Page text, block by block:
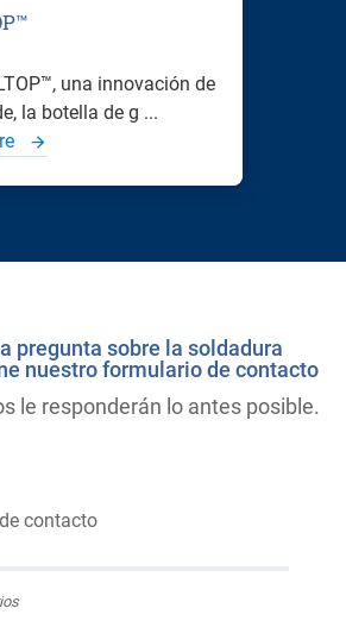
una innovación de
la botella de g ...
pregunta sobre la soldadura
nuestro formulario de contacto
le responderán lo antes posible.
contacto